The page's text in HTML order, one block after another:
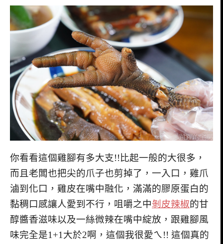
你看看這個雞腳有多大支!!比起一般的大很多，
而且老闆也把尖的爪子也剪掉了，一入口，雞爪
滷到化口，雞皮在嘴中融化，滿滿的膠原蛋白的
黏稠口感讓人愛到不行，咀嚼之中剝皮辣椒的甘
醇醬香滋味以及一絲微辣在嘴中綻放，跟雞腳風
味完全是1+1大於2啊，這個我很愛ㄟ!! 這個真的